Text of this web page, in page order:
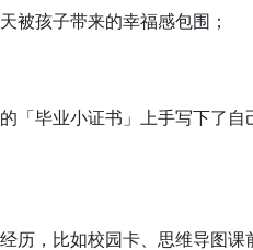
被孩子带来的幸福感包围；
「毕业小证书」上手写下了
历，比如校园卡、思维导图课